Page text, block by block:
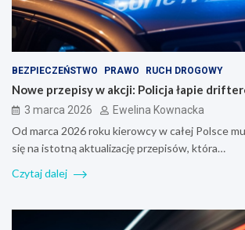
BEZPIECZEŃSTWO PRAWO RUCH DROGOWY
Nowe przepisy w akcji: Policja łapie
3 marca 2026 Ewelina Kownacka
Od marca 2026 roku kierowcy w całej Polsce
się na istotną aktualizację przepisów, która…
Czytaj dalej